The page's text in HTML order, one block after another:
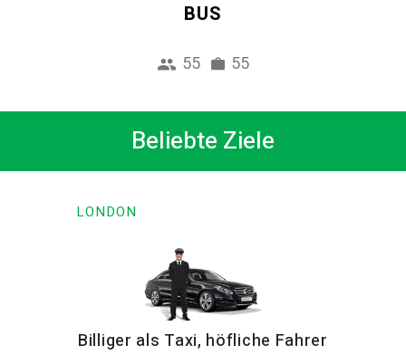
BUS
55 55
Beliebte Ziele
LONDON
Billiger als Taxi, höfliche Fahrer